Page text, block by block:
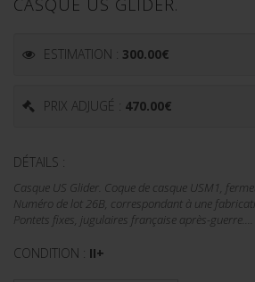
CASQUE US GLIDER.
ESTIMATION : 300.00€
PRIX ADJUGÉ : 470.00€
DÉTAILS :
Casque US Glider. Coque de casque USM1,
Numéro de lot 26B, correspondant à une
Pontets fixes, jugulaires française après-guerre....
CONDITION : II+